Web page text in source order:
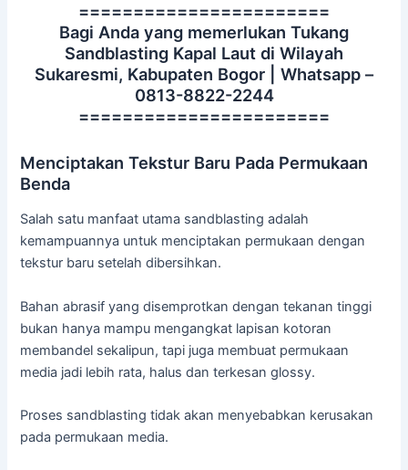
=======================
Bagi Anda yang memerlukan Tukang
Sandblasting Kapal Laut di Wilayah
Sukaresmi, Kabupaten Bogor | Whatsapp –
0813-8822-2244
=======================
Menciptakan Tekstur Baru Pada Permukaan
Benda
Salah satu manfaat utama sandblasting adalah
kemampuannya untuk menciptakan permukaan dengan
tekstur baru setelah dibersihkan.
Bahan abrasif yang disemprotkan dengan tekanan tinggi
bukan hanya mampu mengangkat lapisan kotoran
membandel sekalipun, tapi juga membuat permukaan
media jadi lebih rata, halus dan terkesan glossy.
Proses sandblasting tidak akan menyebabkan kerusakan
pada permukaan media.